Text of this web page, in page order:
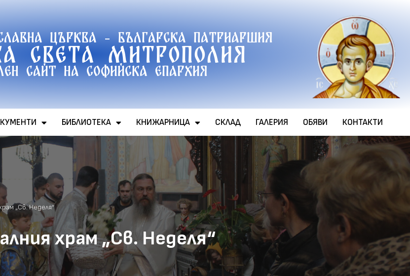
църква - Българска патриаршия
света митрополия
сайт на софийска епархия
БИБЛИОТЕКА КНИЖАРНИЦА СКЛАД ГАЛЕРИЯ ОБЯВИ КОНТАКТИ
„Св. Неделя“
храм „Св. Неделя“